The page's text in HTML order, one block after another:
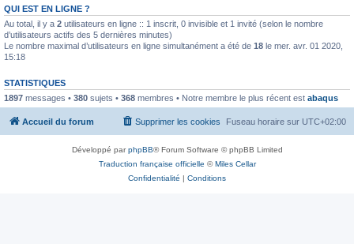
QUI EST EN LIGNE ?
Au total, il y a 2 utilisateurs en ligne :: 1 inscrit, 0 invisible et 1 invité (selon le nombre
d’utilisateurs actifs des 5 dernières minutes)
Le nombre maximal d’utilisateurs en ligne simultanément a été de 18 le mer. avr. 01 2020,
15:18
STATISTIQUES
1897 messages • 380 sujets • 368 membres • Notre membre le plus récent est abaqus
Accueil du forum Fuseau horaire sur UTC+02:00
Supprimer les cookies
Développé parphpBB® Forum Software © phpBB Limited
Traduction française officielle ©Miles Cellar
Confidentialité | Conditions